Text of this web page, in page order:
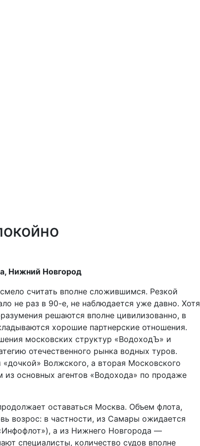
Нижний Новгород
считать вполне сложившимся. Резкой
не раз в 90-е, не наблюдается уже давно. Хотя
решаются вполне цивилизованно, в
хорошие партнерские отношения.
московских структур «ВодоходЪ» и
отечественного рынка водных туров.
Волжского, а вторая Московского
основных агентов «Водохода» по продаже
оставаться Москва. Объем флота,
возрос: в частности, из Самары ожидается
а из Нижнего Новгорода —
специалисты, количество судов вполне